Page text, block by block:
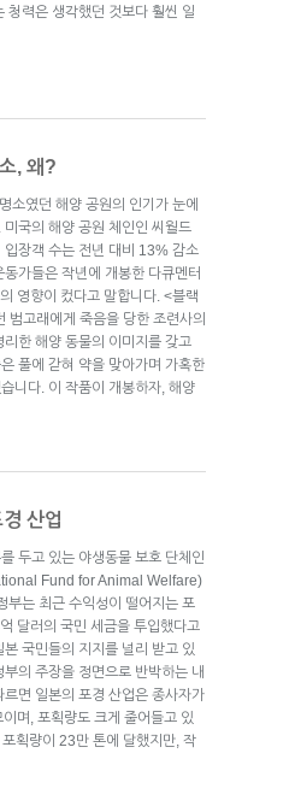
청력은 생각했던 것보다 훨씬 일
, 왜?
소였던 해양 공원의 인기가 눈에
국의 해양 공원 체인인 씨월드
장객 수는 전년 대비 13% 감소
가들은 작년에 개봉한 다큐멘터
영향이 컸다고 말합니다. <블랙
범고래에게 죽음을 당한 조련사의
한 해양 동물의 이미지를 갖고
풀에 갇혀 약을 맞아가며 가혹한
니다. 이 작품이 개봉하자, 해양
산업
두고 있는 야생동물 보호 단체인
Fund for Animal Welfare)
부는 최근 수익성이 떨어지는 포
달러의 국민 세금을 투입했다고
국민들의 지지를 널리 받고 있
의 주장을 정면으로 반박하는 내
면 일본의 포경 산업은 종사자가
며, 포획량도 크게 줄어들고 있
획량이 23만 톤에 달했지만, 작